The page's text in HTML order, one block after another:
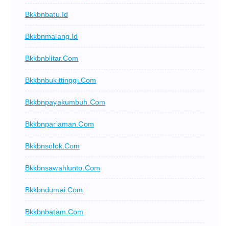
Bkkbnbatu.id
Bkkbnmalang.id
Bkkbnblitar.com
Bkkbnbukittinggi.com
Bkkbnpayakumbuh.com
Bkkbnpariaman.com
Bkkbnsolok.com
Bkkbnsawahlunto.com
Bkkbndumai.com
Bkkbnbatam.com